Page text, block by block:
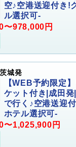
空♪空港送迎付き!
ル選択可-
〜978,000円
城発
【WEB予約限定
ケット付き|成田
で行く♪空港送迎
ホテル選択可-
〜1,025,900円